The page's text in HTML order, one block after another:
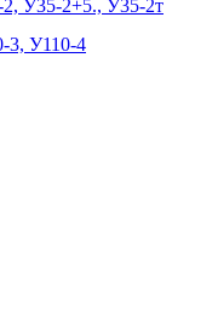
У35-2+5., У35-2т
3, У110-4